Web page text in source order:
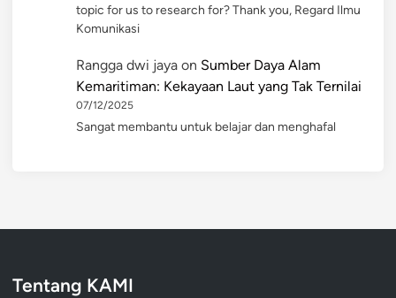
topic for us to research for? Thank you, Regard Ilmu
Komunikasi
Rangga dwi jaya on Sumber Daya Alam
Kemaritiman: Kekayaan Laut yang Tak Ternilai
07/12/2025
Sangat membantu untuk belajar dan menghafal
Tentang KAMI